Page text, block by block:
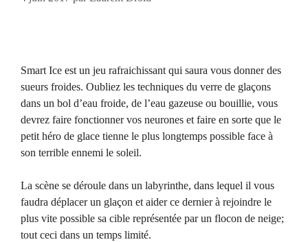
Smart Ice est un jeu rafraichissant qui saura vous donner des
sueurs froides. Oubliez les techniques du verre de glaçons
dans un bol d’eau froide, de l’eau gazeuse ou bouillie, vous
devrez faire fonctionner vos neurones et faire en sorte que le
petit héro de glace tienne le plus longtemps possible face à
son terrible ennemi le soleil.
La scène se déroule dans un labyrinthe, dans lequel il vous
faudra déplacer un glaçon et aider ce dernier à rejoindre le
plus vite possible sa cible représentée par un flocon de neige;
tout ceci dans un temps limité.